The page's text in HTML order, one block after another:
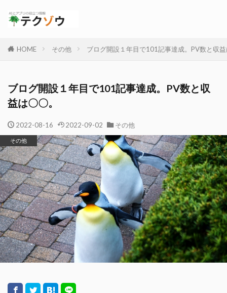
HOME その他 ブログ開設１年目で101記事達成。PV数と収
ブログ開設１年目で101記事達成。PV数と収
益は〇〇。
2022-08-16 2022-09-02 その他
その他